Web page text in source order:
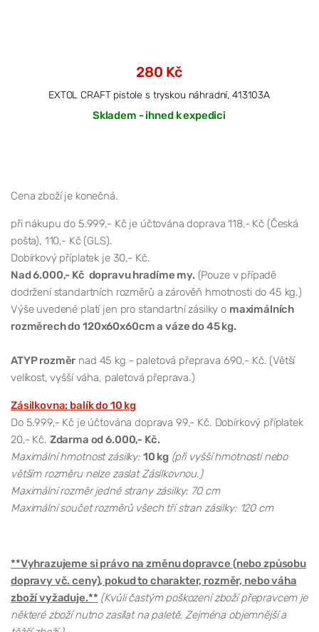
280 Kč
EXTOL CRAFT pistole s tryskou náhradní, 413103A
Skladem - ihned k expedici
Cena zboží je konečná.
při nákupu do 5.999,- Kč je účtována doprava 118,- Kč (Česká
pošta), 110,- Kč (GLS).
Dobírkový příplatek je 30,- Kč.
Nad 6.000,- Kč dopravu hradíme my. (Pouze v případě
dodržení standartních rozměrů a zárověň hmotnosti do 45 kg.)
Výše uvedené platí jen pro standartní zásilky o maximálních
rozměrech do 120x60x60cm a váze do 45 kg.
ATYP rozměr nad 45 kg - paletová přeprava 690,- Kč. (Větší
velikost, vyšší váha, paletová přeprava.)
Zásilkovna: balík do 10 kg
Do 5.999,- Kč je účtována doprava 99,- Kč. Dobírkový příplatek
20,- Kč. Zdarma od 6.000,- Kč.
Maximální hmotnost zásilky: 10 kg (při vyšší hmotnosti nebo
větším rozměru nelze zaslat Zásilkovnou.)
Maximální rozměr jedné strany zásilky: 70 cm
Maximální součet rozměrů všech tří stran zásilky: 120 cm
**Vyhrazujeme si právo na změnu dopravce (nebo způsobu
dopravy vč. ceny), pokud to charakter, rozměr, nebo váha
zboží vyžaduje.** (Kvůli častým poškození zboží přepravcem je
některé zboží nutno zasílat na paletě. Zejména objemnější a